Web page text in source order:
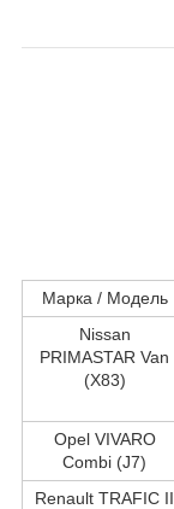
Марка / Модель
Nissan
PRIMASTAR Van
(X83)
Opel VIVARO
Combi (J7)
Renault TRAFIC II